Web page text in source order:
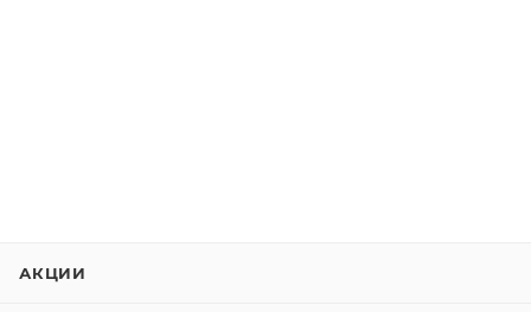
АКЦИИ